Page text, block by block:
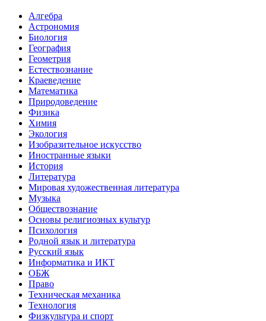
Алгебра
Астрономия
Биология
География
Геометрия
Естествознание
Краеведение
Математика
Природоведение
Физика
Химия
Экология
Изобразительное искусство
Иностранные языки
История
Литература
Мировая художественная литература
Музыка
Обществознание
Основы религиозных культур
Психология
Родной язык и литература
Русский язык
Информатика и ИКТ
ОБЖ
Право
Техническая механика
Технология
Физкультура и спорт